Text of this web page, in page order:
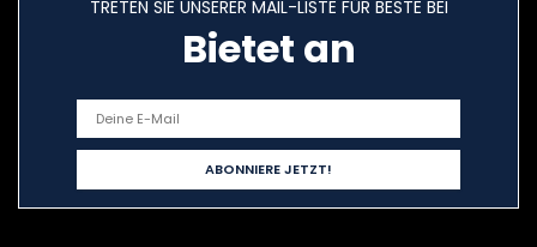
TRETEN SIE UNSERER MAIL-LISTE FÜR BESTE BEI
Bietet an